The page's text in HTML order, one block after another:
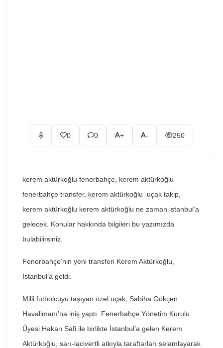
0 0 + - 250
kerem aktürkoğlu fenerbahçe, kerem aktürkoğlu
fenerbahçe transfer, kerem aktürkoğlu uçak takip,
kerem aktürkoğlu kerem aktürkoğlu ne zaman istanbul’a
gelecek. Konular hakkında bilgileri bu yazımızda
bulabilirsiniz.
Fenerbahçe’nin yeni transferi Kerem Aktürkoğlu,
İstanbul’a geldi.
Milli futbolcuyu taşıyan özel uçak, Sabiha Gökçen
Havalimanı’na iniş yaptı. Fenerbahçe Yönetim Kurulu
Üyesi Hakan Safi ile birlikte İstanbul’a gelen Kerem
Aktürkoğlu, sarı-lacivertli atkıyla taraftarları selamlayarak